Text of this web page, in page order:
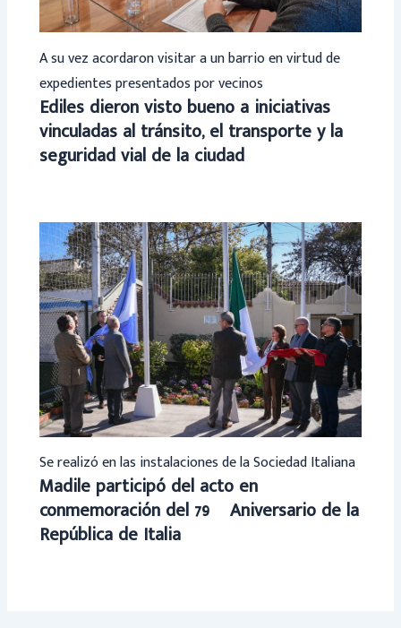
A su vez acordaron visitar a un barrio en virtud de
expedientes presentados por vecinos
Ediles dieron visto bueno a iniciativas
vinculadas al tránsito, el transporte y la
seguridad vial de la ciudad
Se realizó en las instalaciones de la Sociedad Italiana
Madile participó del acto en
conmemoración del 79º Aniversario de la
República de Italia